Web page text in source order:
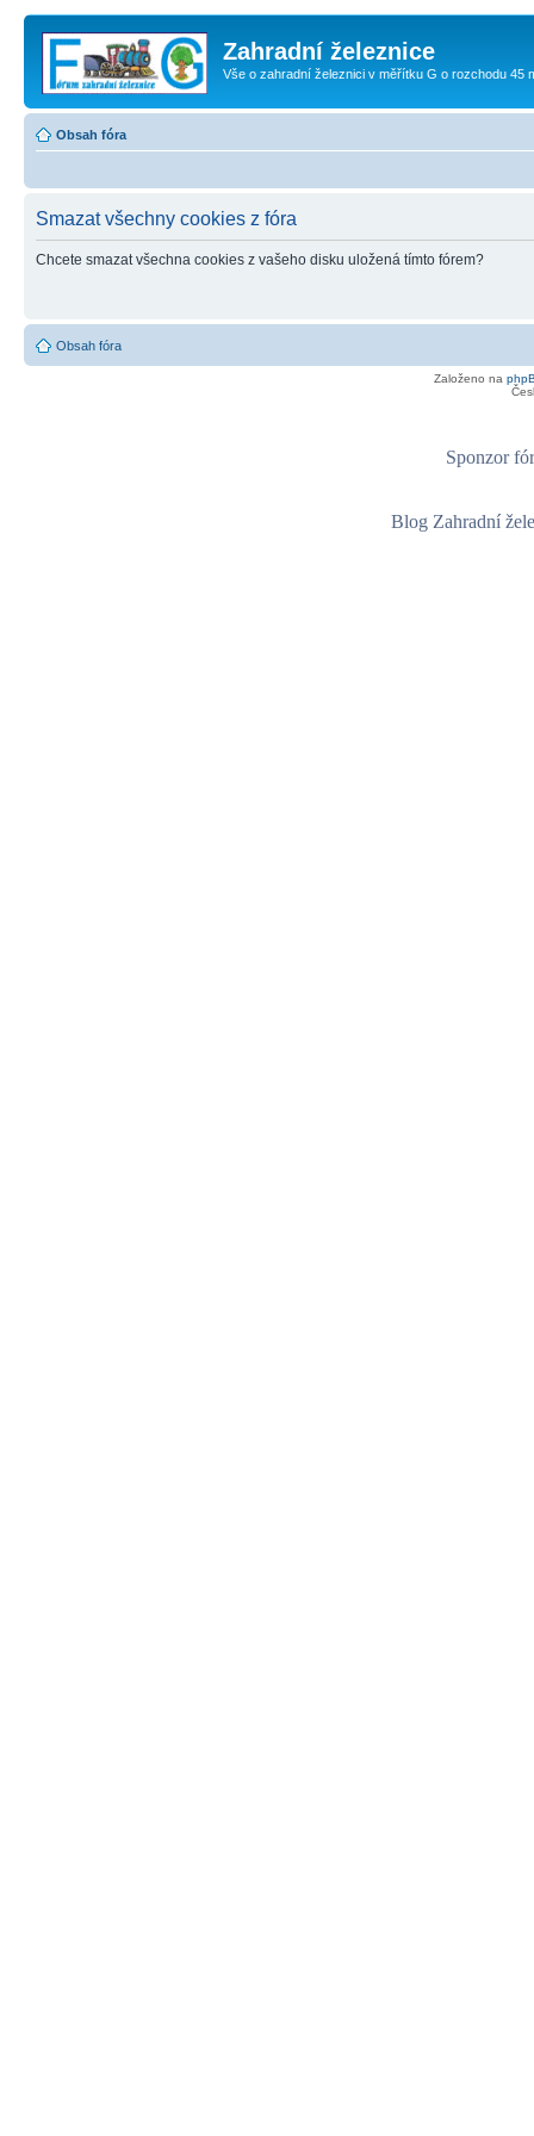
Zahradní železnice
Vše o zahradní železnici v měřítku G o rozchodu 45
Obsah fóra
Smazat všechny cookies z fóra
Chcete smazat všechna cookies z vašeho disku uložená tímto fórem?
Obsah fóra
Založeno na
Sponzor
Blog Zahradní